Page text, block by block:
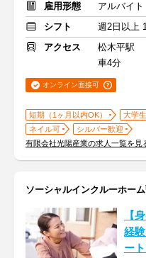
雇用形態
アルバイト
シフト
週2日以上
アクセス
松木平駅
車4分
オンライン面接可
短期（1ヶ月以内OK） 大学
ネイル可
シルバー歓迎
有限会社光陽産業の求人一覧を見
ソーシャルインクルーホー
【
経
ー